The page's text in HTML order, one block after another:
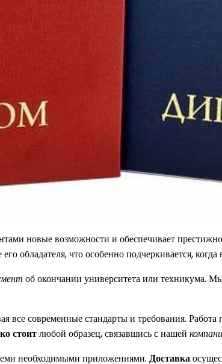
новые возможности и обеспечивает
обладателя, что особенно подчеркивается,
об окончании университета или техникума.
современные стандарты и требования.
стоитлюбой образец, связавшись с нашей
необходимыми приложениями. Доставка